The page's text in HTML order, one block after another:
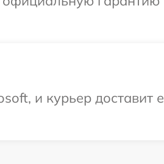
и курьер доставит